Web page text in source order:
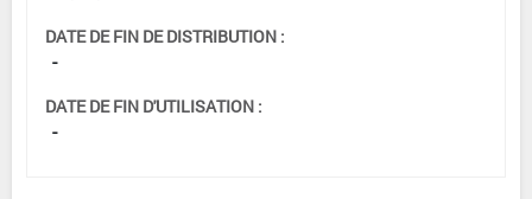
DATE DE FIN DE DISTRIBUTION :
-
DATE DE FIN D'UTILISATION :
-